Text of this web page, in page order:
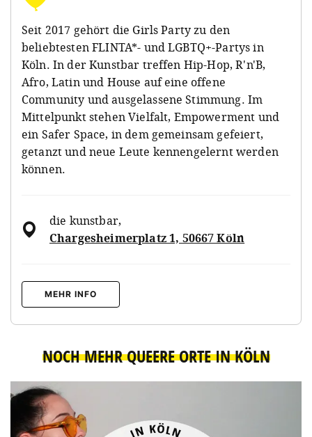
Seit 2017 gehört die Girls Party zu den
beliebtesten FLINTA*- und LGBTQ+-Partys in
Köln. In der Kunstbar treffen Hip-Hop, R'n'B,
Afro, Latin und House auf eine offene
Community und ausgelassene Stimmung. Im
Mittelpunkt stehen Vielfalt, Empowerment und
ein Safer Space, in dem gemeinsam gefeiert,
getanzt und neue Leute kennengelernt werden
können.
die kunstbar,
Chargesheimerplatz 1, 50667 Köln
MEHR INFO
NOCH MEHR QUEERE ORTE IN KÖLN